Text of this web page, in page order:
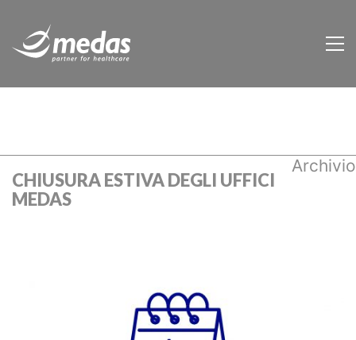
Archivio
CHIUSURA ESTIVA DEGLI UFFICI
MEDAS